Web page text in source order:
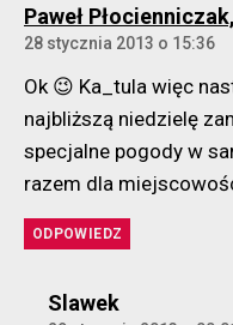
Paweł Płocienniczak,
28 stycznia 2013 o 15:36
Ok 😉 Ka_tula więc
najbliższą niedzielę
specjalne pogody w
razem dla
ODPOWIEDZ
Slawekkomentarz: